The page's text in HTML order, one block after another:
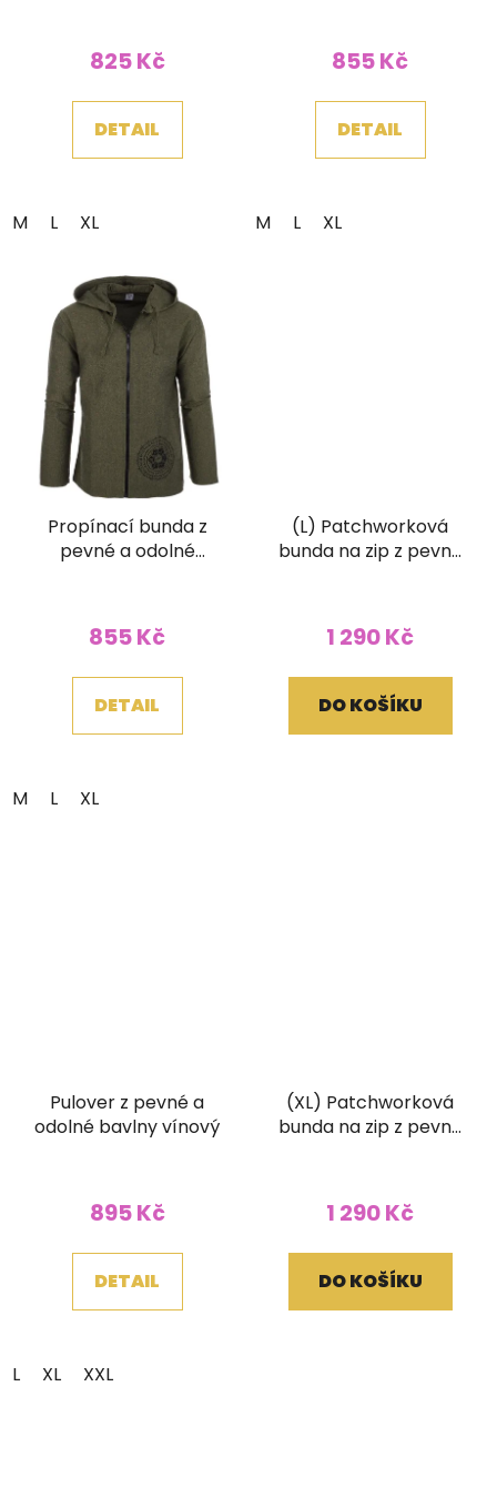
825 Kč
DETAIL
M L XL
855 Kč
DETAIL
M L XL
Propínací bunda z
pevné a odolné
855 Kč
DETAIL
M L XL
(L) Patchworková
bunda na zip z pevné
1 290 Kč
DO KOŠÍKU
Pulover z pevné a
odolné bavlny vínový
895 Kč
DETAIL
L XL XXL
(XL) Patchworková
bunda na zip z pevné
1 290 Kč
DO KOŠÍKU